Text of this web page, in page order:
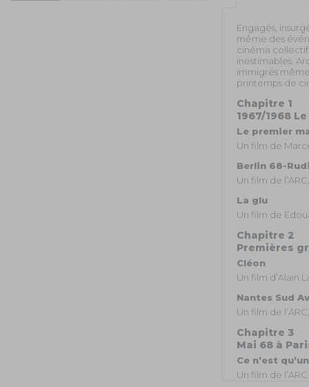
Engagés,
même des
cinéma
inestimables.
immigrés
printemps de
Chapitre 1
1967/1968
Le premier
Un film de
Berlin 68-
Un film de
La glu
Un film de
Chapitre 2
Premières
Cléon
Un film d’Alain
Nantes Sud
Un film de
Chapitre 3
Mai 68 à
Ce n’est
Un film de